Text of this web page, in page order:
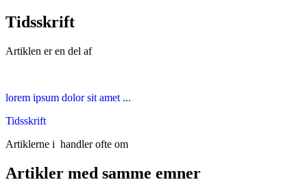
Tidsskrift
Artiklen er en del af
lorem ipsum dolor sit amet ...
Tidsskrift
Artiklerne i handler ofte om
Artikler med samme emner